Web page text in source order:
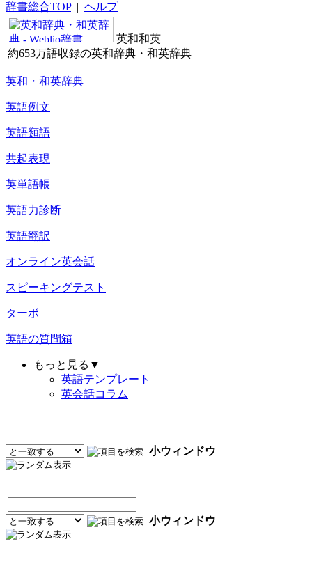
辞書総合TOP| ヘルプ
英和和英
約653万語収録の英和辞典・和英辞典
英和・和英辞典
英語例文
英語類語
共起表現
英単語帳
英語力診断
英語翻訳
オンライン英会話
スピーキングテスト
ターボ
英語の質問箱
もっと見る▼
英語テンプレート
英会話コラム
小ウィンドウ
小ウィンドウ